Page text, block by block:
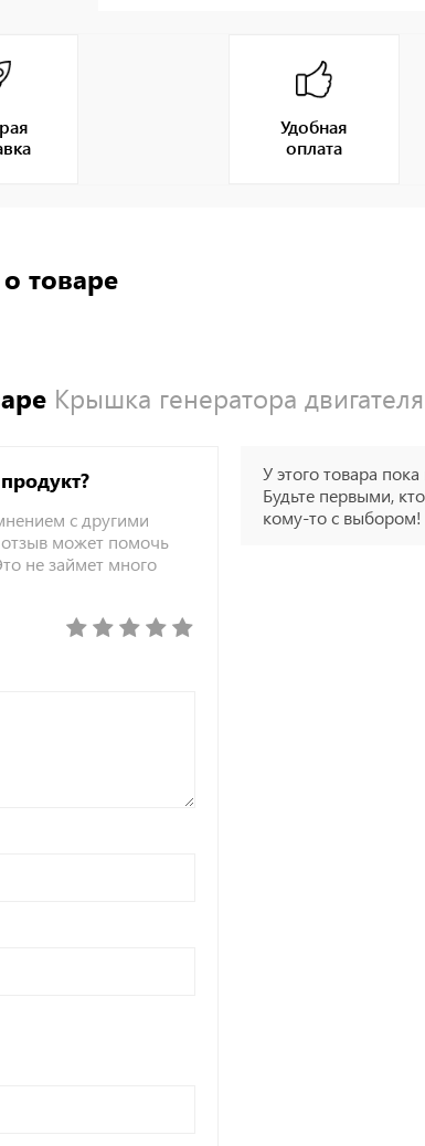
Удобная
оплата
товаре
Крышка генератора
с другими
может помочь
не займет много
У этого товара
Будьте первыми,
кому-то с выбором!